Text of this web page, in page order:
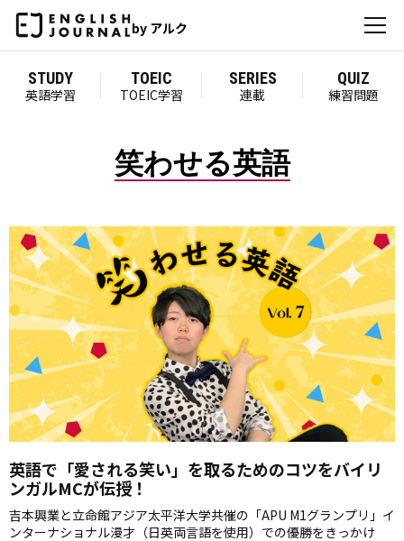
by アルク
STUDY
英語学習
TOEIC
TOEIC学習
SERIES
連載
QUIZ
練習問題
笑わせる英語
英語で「愛される笑い」を取るためのコツをバイリ
ンガルMCが伝授！
吉本興業と立命館アジア太平洋大学共催の「APU M1グランプリ」イ
ンターナショナル漫才（日英両言語を使用）での優勝をきっかけ